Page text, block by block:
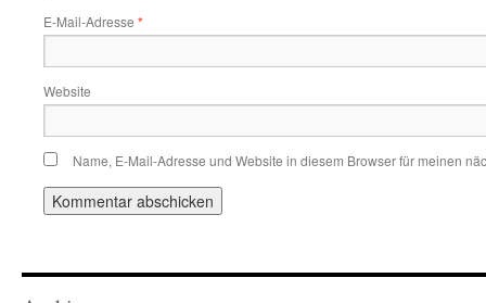
E-Mail-Adresse *
Website
Name, E-Mail-Adresse und Website in diesem Browser für meinen